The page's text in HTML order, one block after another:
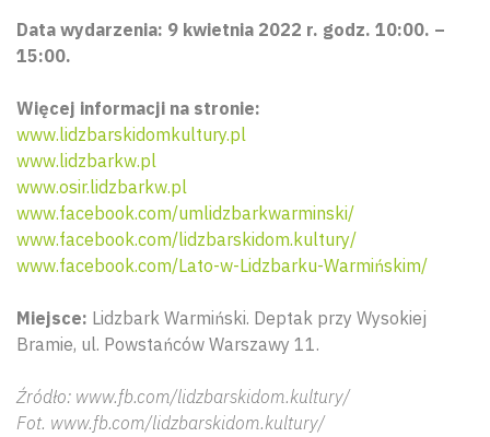
Data wydarzenia: 9 kwietnia 2022 r. godz. 10:00. –
15:00.
Więcej informacji na stronie:
www.lidzbarskidomkultury.pl
www.lidzbarkw.pl
www.osir.lidzbarkw.pl
www.facebook.com/umlidzbarkwarminski/
www.facebook.com/lidzbarskidom.kultury/
www.facebook.com/Lato-w-Lidzbarku-Warmińskim/
Miejsce: Lidzbark Warmiński. Deptak przy Wysokiej
Bramie, ul. Powstańców Warszawy 11.
Źródło: www.fb.com/lidzbarskidom.kultury/
Fot. www.fb.com/lidzbarskidom.kultury/